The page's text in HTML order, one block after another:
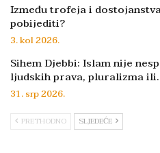
Između trofeja i
pobijediti?
3. kol 2026.
Sihem Djebbi: Islam nije
ljudskih prava, pluralizma
31. srp 2026.
PRETHODNO SLJEDEĆE